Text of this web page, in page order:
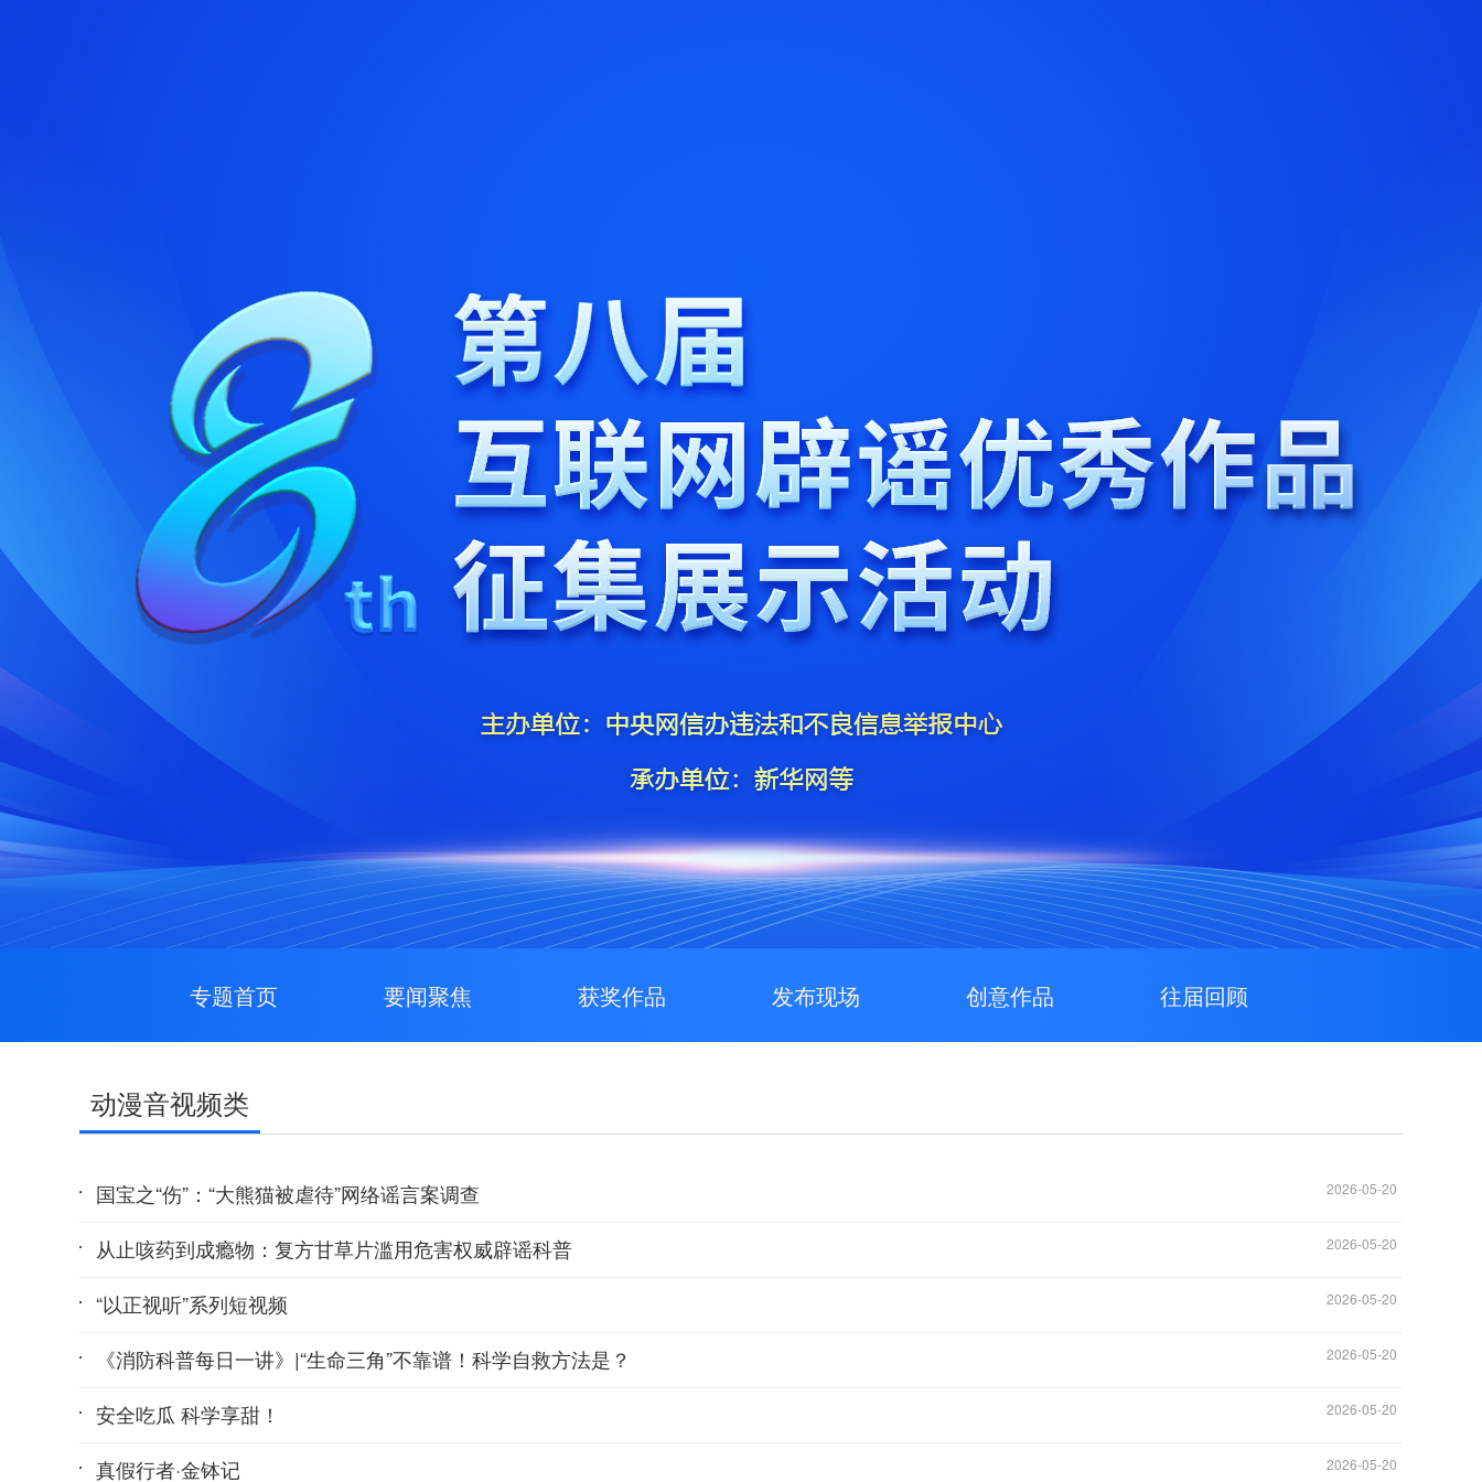
专题首页 要闻聚焦 获奖作品 发布现场 创意作品 往届回顾
动漫音视频类
国宝之“伤”：“大熊猫被虐待”网络谣言案调查 2026-05-20
从止咳药到成瘾物：复方甘草片滥用危害权威辟谣科普 2026-05-20
“以正视听”系列短视频 2026-05-20
《消防科普每日一讲》|“生命三角”不靠谱！科学自救方法是？ 2026-05-20
安全吃瓜 科学享甜！ 2026-05-20
真假行者·金钵记 2026-05-20